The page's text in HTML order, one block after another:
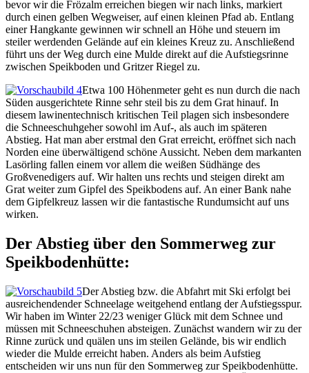
bevor wir die Frözalm erreichen biegen wir nach links, markiert
durch einen gelben Wegweiser, auf einen kleinen Pfad ab. Entlang
einer Hangkante gewinnen wir schnell an Höhe und steuern im
steiler werdenden Gelände auf ein kleines Kreuz zu. Anschließend
führt uns der Weg durch eine Mulde direkt auf die Aufstiegsrinne
zwischen Speikboden und Gritzer Riegel zu.
Etwa 100 Höhenmeter geht es nun durch die nach
Süden ausgerichtete Rinne sehr steil bis zu dem Grat hinauf. In
diesem lawinentechnisch kritischen Teil plagen sich insbesondere
die Schneeschuhgeher sowohl im Auf-, als auch im späteren
Abstieg. Hat man aber erstmal den Grat erreicht, eröffnet sich nach
Norden eine überwältigend schöne Aussicht. Neben dem markanten
Lasörling fallen einem vor allem die weißen Südhänge des
Großvenedigers auf. Wir halten uns rechts und steigen direkt am
Grat weiter zum Gipfel des Speikbodens auf. An einer Bank nahe
dem Gipfelkreuz lassen wir die fantastische Rundumsicht auf uns
wirken.
Der Abstieg über den Sommerweg zur
Speikbodenhütte:
Der Abstieg bzw. die Abfahrt mit Ski erfolgt bei
ausreichendender Schneelage weitgehend entlang der Aufstiegsspur.
Wir haben im Winter 22/23 weniger Glück mit dem Schnee und
müssen mit Schneeschuhen absteigen. Zunächst wandern wir zu der
Rinne zurück und quälen uns im steilen Gelände, bis wir endlich
wieder die Mulde erreicht haben. Anders als beim Aufstieg
entscheiden wir uns nun für den Sommerweg zur Speikbodenhütte.